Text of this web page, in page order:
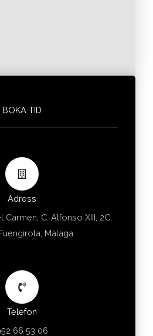
BOKA TID
Adress
C. Alfonso XIII, 2C,
Málaga
Telefon
66 53 06